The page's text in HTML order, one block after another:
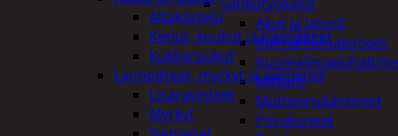
Akut ja laturit
Kulmahiomakoneet
Mittarit
Mutterinvääntimet
Porakoneet
Altakastelu
Ketjut, koukut ja kiinnikkeet
Kukkaruukut
Lannoitteet, myrkyt ja siemenet
Lisäravinteet
Myrkyt